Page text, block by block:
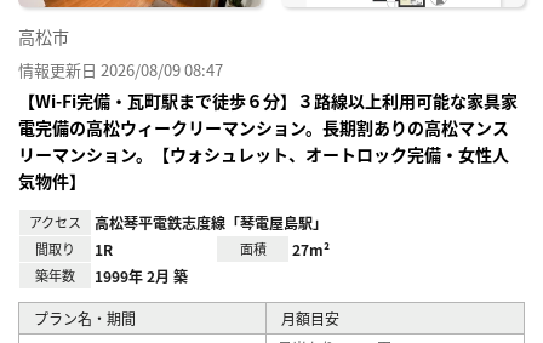
高松市
情報更新日 2026/08/09 08:47
【Wi-Fi完備・瓦町駅まで徒歩６分】３路線以上利用可能な家具家
電完備の高松ウィークリーマンション。長期割ありの高松マンス
リーマンション。【ウォシュレット、オートロック完備・女性人
気物件】
アクセス 高松琴平電鉄志度線「琴電屋島駅」
間取り 1R 面積 27m²
築年数 1999年 2月 築
プラン名・期間 月額目安